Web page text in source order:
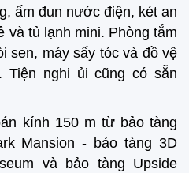
ấm đun nước điện, két an
và tủ lạnh mini. Phòng tắm
sen, máy sấy tóc và đồ vệ
Tiện nghi ủi cũng có sẵn
kính 150 m từ bảo tàng
Mansion - bảo tàng 3D
và bảo tàng Upside